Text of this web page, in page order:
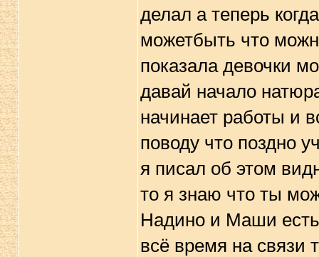
делал а теперь
можетбыть что
показала девочки
давай начало
начинает работы и
поводу что поздно
я писал об этом
то я знаю что ты
Надино и Маши
всё время на связи